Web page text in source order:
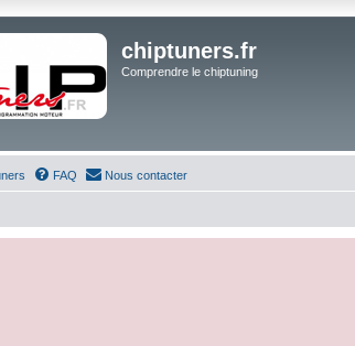
chiptuners.fr
Comprendre le chiptuning
FAQ Nous contacter